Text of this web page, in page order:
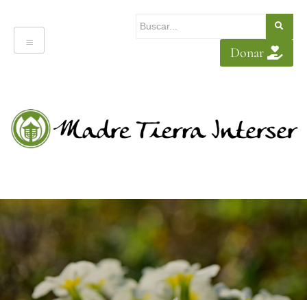
Donar